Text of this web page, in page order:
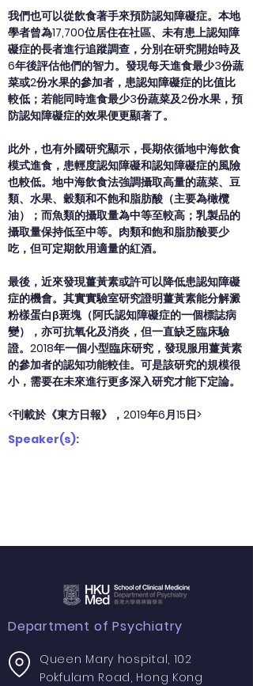
我們也可以從飲食著手來預防認知障礙症。本地
學者曾為17,700位居住在社區、未有患上認知障
礙症的長者進行追蹤調查，分別在研究開始時及
6年後評估他們的智力。發現每天進食最少3份蔬
菜或2份水果的參加者，患認知障礙症的比值比
較低；若能同時進食最少3份蔬菜及2份水果，預
防認知障礙症的效果便更顯著了。
此外，也有外國研究顯示，長期依循地中海飲食
模式進食，患輕度認知障礙和認知障礙症的風險
也較低。地中海飲食法強調攝取高量的蔬菜、豆
類、水果、穀類和不飽和脂肪酸（主要為橄欖
油）；而魚類的攝取量為中等至較高；乳製品的
攝取量保持低至中等。肉類和飽和脂肪酸要少
吃，但可定期飲用適量的紅酒。
最後，近來發現薑黃素或許可以降低患認知障礙
症的機會。其實實驗室研究證明薑黃素能分解澱
粉樣蛋白β斑塊（阿氏認知障礙症的一個標誌病
變），亦可抗氧化及消炎，但一直缺乏臨床驗
證。2018年一個小型臨床研究，發現服用薑黃素
的參加者的認知功能較佳。可是該研究的規模很
小，需要在未來進行更多深入研究才能下定論。
<刊載於《東方日報》，2019年6月15日>
Speaker(s):
Department of Psychiatry
Queen Mary hospital, 102
Pokfulam Road, Hong Kong